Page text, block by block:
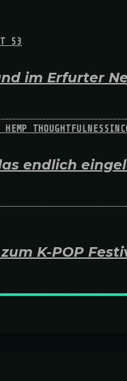
im Erfurter
endlich
K-POP